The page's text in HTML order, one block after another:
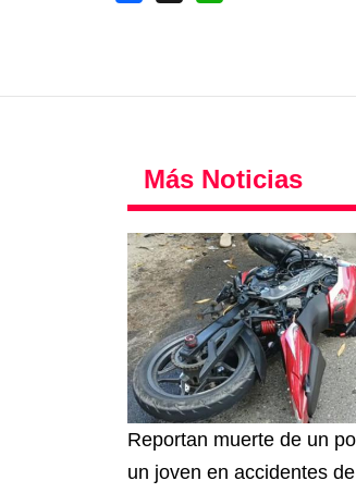
Más Noticias
Reportan muerte de un
un joven en accidentes de